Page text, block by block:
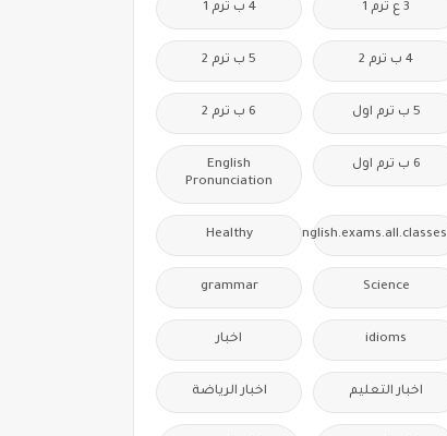
3 ع ترم 1 4 ب ترم 1
4 ب ترم 2 5 ب ترم 2
5 ب ترم اول 6 ب ترم 2
6 ب ترم اول
English
Pronunciation
Free.English.exams.all.classes
Healthy
Science
grammar
idioms اخبار
اخبار التعليم اخبار الرياضة